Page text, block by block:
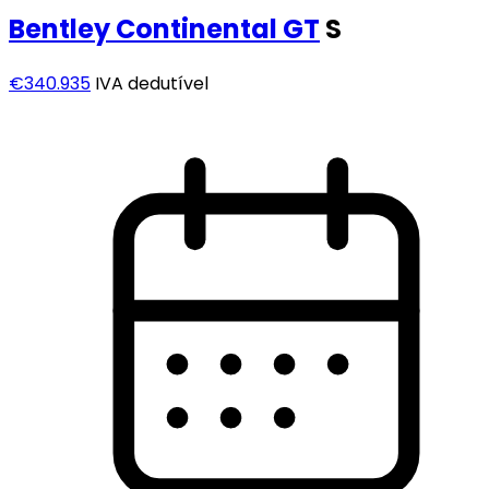
BentleyContinental GT S
€340.935 IVA dedutível